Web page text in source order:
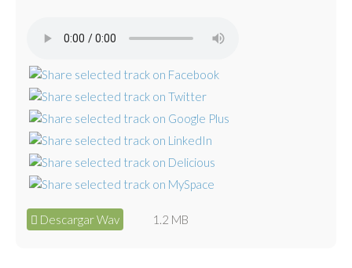
Descargar Wav 1.2 MB